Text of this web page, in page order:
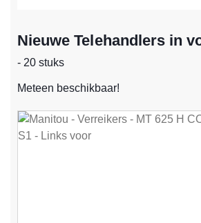
Nieuwe Telehandlers in
- 20 stuks
Meteen beschikbaar!